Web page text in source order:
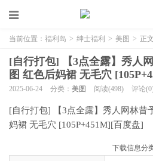
当前位置： 福利岛 > 绅士福利 > 美图 > 正文
[自行打包] 【3点全露】秀人
图 红色后妈裙 无毛穴
2025-06-24 分类： 美图 阅读(498) 评论
[自行打包] 【3点全露】秀人网林昔
妈裙 无毛穴 [105P+451M][百度盘]
下载信息分